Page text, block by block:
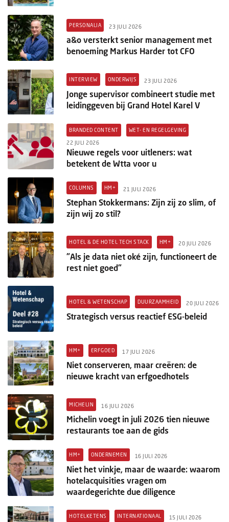
PERSONALIA 23 JULI 2026
a&o versterkt senior management met
benoeming Markus Harder tot CFO
INTERVIEW ONDERWIJS 23 JULI 2026
Jonge supervisor combineert studie met
leidinggeven bij Grand Hotel Karel V
BRANDED CONTENT WET- EN REGELGEVING
22 JULI 2026
Nieuwe regels voor uitleners: wat
betekent de Wtta voor u
COLUMNS HM+ 21 JULI 2026
Stephan Stokkermans: Zijn zij zo slim, of
zijn wij zo stil?
HOTEL & DE HOTEL TECH STACK HM+ 20 JULI 2026
"Als je data niet oké zijn, functioneert de
rest niet goed"
HOTEL & WETENSCHAP DUURZAAMHEID 20 JULI 2026
Strategisch versus reactief ESG-beleid
HM+ ERFGOED 17 JULI 2026
Niet conserveren, maar creëren: de
nieuwe kracht van erfgoedhotels
MICHELIN 16 JULI 2026
Michelin voegt in juli 2026 tien nieuwe
restaurants toe aan de gids
HM+ ONDERNEMEN 16 JULI 2026
Niet het vinkje, maar de waarde: waarom
hotelacquisities vragen om
waardegerichte due diligence
HOTELKETENS INTERNATIONAAL 15 JULI 2026